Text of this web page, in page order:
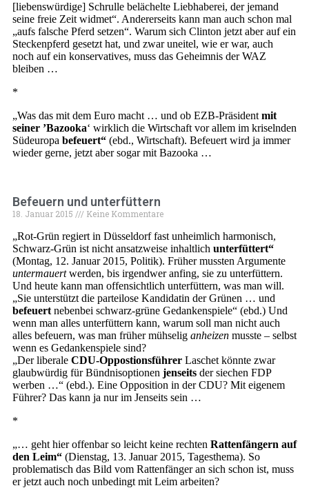
[liebenswürdige] Schrulle belächelte Liebhaberei, der jemand
seine freie Zeit widmet“. Andererseits kann man auch schon mal
„aufs falsche Pferd setzen“. Warum sich Clinton jetzt aber auf ein
Steckenpferd gesetzt hat, und zwar uneitel, wie er war, auch
noch auf ein konservatives, muss das Geheimnis der WAZ
bleiben …
*
„Was das mit dem Euro macht … und ob EZB-Präsident mit
seiner ’Bazooka‘ wirklich die Wirtschaft vor allem im kriselnden
Südeuropa befeuert“ (ebd., Wirtschaft). Befeuert wird ja immer
wieder gerne, jetzt aber sogar mit Bazooka …
Befeuern und unterfüttern
18. Januar 2015 Keine Kommentare
„Rot-Grün regiert in Düsseldorf fast unheimlich harmonisch,
Schwarz-Grün ist nicht ansatzweise inhaltlich unterfüttert“
(Montag, 12. Januar 2015, Politik). Früher mussten Argumente
untermauertwerden, bis irgendwer anfing, sie zu unterfüttern.
Und heute kann man offensichtlich unterfüttern, was man will.
„Sie unterstützt die parteilose Kandidatin der Grünen … und
befeuert nebenbei schwarz-grüne Gedankenspiele“ (ebd.) Und
wenn man alles unterfüttern kann, warum soll man nicht auch
alles befeuern, was man früher mühselig anheizen musste – selbst
wenn es Gedankenspiele sind?
„Der liberale CDU-Oppostionsführer Laschet könnte zwar
glaubwürdig für Bündnisoptionen jenseits der siechen FDP
werben …“ (ebd.). Eine Opposition in der CDU? Mit eigenem
Führer? Das kann ja nur im Jenseits sein …
*
„… geht hier offenbar so leicht keine rechten Rattenfängern auf
den Leim“ (Dienstag, 13. Januar 2015, Tagesthema). So
problematisch das Bild vom Rattenfänger an sich schon ist, muss
er jetzt auch noch unbedingt mit Leim arbeiten?